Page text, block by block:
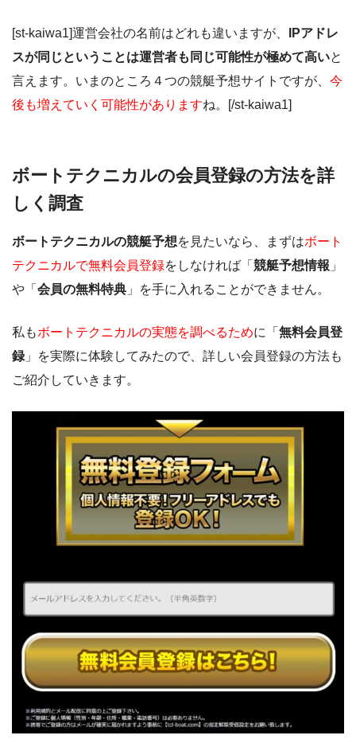
[st-kaiwa1]運営会社の名前はどれも違いますが、
IPアドレ
スが同じということは運営者も同じ可能性が極めて高いと
言えます。いまのところ４つの競艇予想サイトですが、 今
後も増えていく可能性がありますね。[/st-kaiwa1]
ボートテクニカルの会員登録の方法を詳
しく調査
ボートテクニカルの競艇予想を見たいなら、まずはボート
テクニカルで無料会員登録をしなければ「 競艇予想情報 」
や「 会員の無料特典 」を手に入れることができません。
私もボートテクニカルの実態を調べるために「 無料会員登
録」を実際に体験してみたので、詳しい会員登録の方法も
ご紹介していきます。